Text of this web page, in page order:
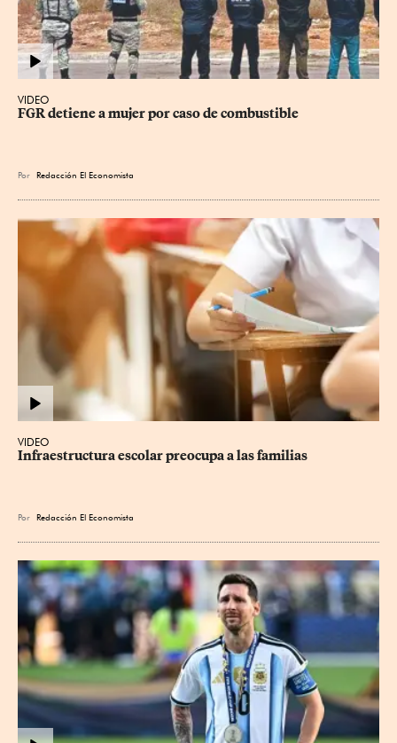
VIDEO
FGR detiene a mujer por caso de combustible
Por Redacción El Economista
VIDEO
Infraestructura escolar preocupa a las familias
Por Redacción El Economista